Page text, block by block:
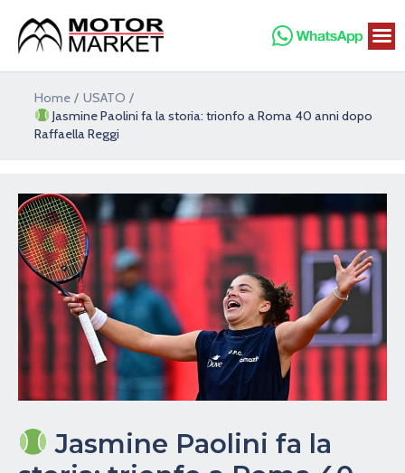
contenuto
Home
USATO
Jasmine Paolini fa la storia: trionfo a Roma 40 anni dopo
Raffaella Reggi
Jasmine Paolini fa la
articoli